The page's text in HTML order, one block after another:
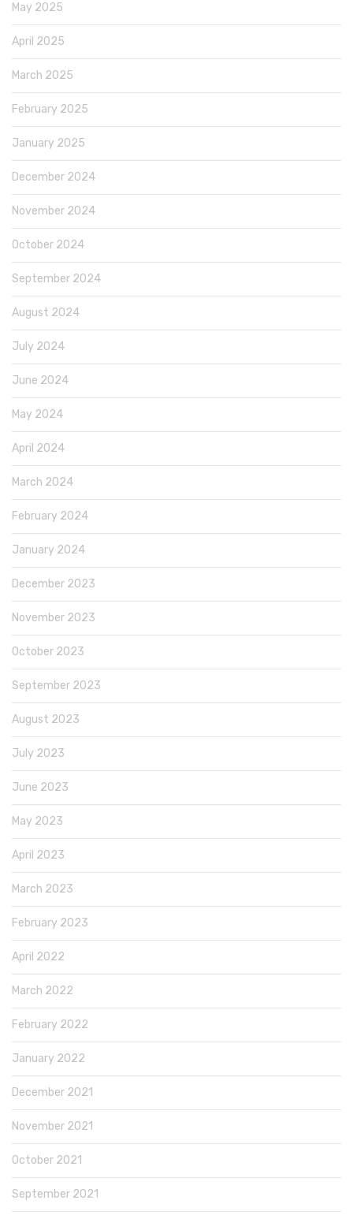
May 2025
April 2025
March 2025
February 2025
January 2025
December 2024
November 2024
October 2024
September 2024
August 2024
July 2024
June 2024
May 2024
April 2024
March 2024
February 2024
January 2024
December 2023
November 2023
October 2023
September 2023
August 2023
July 2023
June 2023
May 2023
April 2023
March 2023
February 2023
April 2022
March 2022
February 2022
January 2022
December 2021
November 2021
October 2021
September 2021